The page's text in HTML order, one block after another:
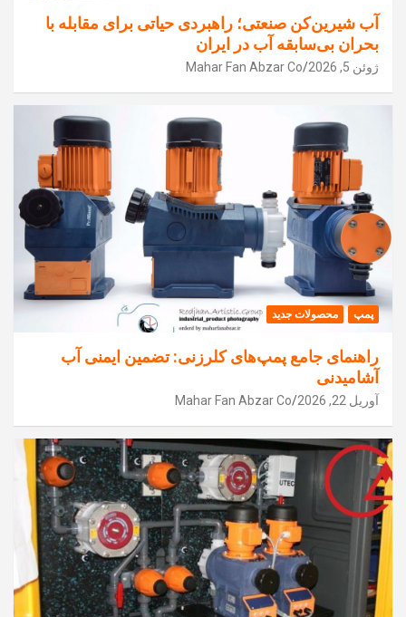
آب شیرین‌کن صنعتی؛ راهبردی حیاتی برای مقابله با
بحران بی‌سابقه آب در ایران
ژوئن 5, 2026 Mahar Fan Abzar Co
پمپ محصولات جدید
راهنمای جامع پمپ‌های کلرزنی: تضمین ایمنی آب
آشامیدنی
آوریل 22, 2026 Mahar Fan Abzar Co